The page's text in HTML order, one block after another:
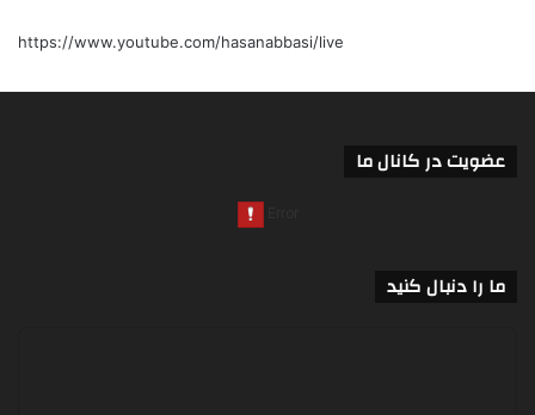
https://www.youtube.com/hasanabbasi/live
عضویت در کانال ما
ما را دنبال کنید